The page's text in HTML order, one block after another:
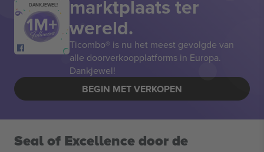
DANKJEWEL! marktplaats ter
wereld.
Ticombo® is nu het meest gevolgde van
alle doorverkoopplatforms in Europa.
Dankjewel!
BEGIN MET VERKOPEN
Seal of Excellence door de